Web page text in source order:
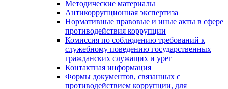
Методические материалы
Антикоррупционная экспертиза
Нормативные правовые и иные акты в сфере
противодействия коррупции
Комиссия по соблюдению требований к
служебному поведению государственных
гражданских служащих и урег
Контактная информация
Формы документов, связанных с
противодействием коррупции, для